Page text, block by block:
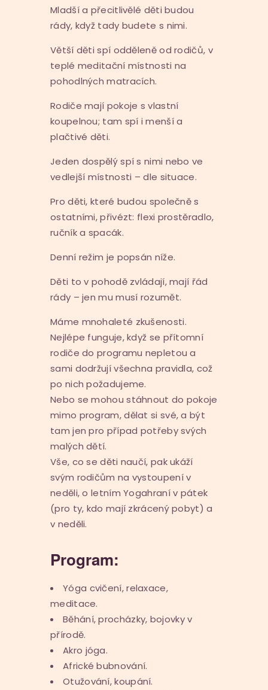
Mladší a přecitlivělé děti budou
rády, když tady budete s nimi.
Větší děti spí odděleně od rodičů, v
teplé meditační místnosti na
pohodlných matracích.
Rodiče mají pokoje s vlastní
koupelnou; tam spí i menší a
plačtivé děti.
Jeden dospělý spí s nimi nebo ve
vedlejší místnosti – dle situace.
Pro děti, které budou společně s
ostatními, přivézt: flexi prostěradlo,
ručník a spacák.
Denní režim je popsán níže.
Děti to v pohodě zvládají, mají řád
rády – jen mu musí rozumět.
Máme mnohaleté zkušenosti.
Nejlépe funguje, když se přítomní
rodiče do programu nepletou a
sami dodržují všechna pravidla, což
po nich požadujeme.
Nebo se mohou stáhnout do pokoje
mimo program, dělat si své, a být
tam jen pro případ potřeby svých
malých dětí.
Vše, co se děti naučí, pak ukáží
svým rodičům na vystoupení v
neděli, o letním Yogahraní v pátek
(pro ty, kdo mají zkrácený pobyt) a
v neděli.
Program:
Yóga cvičení, relaxace,
meditace.
Běhání, procházky, bojovky v
přírodě.
Akro jóga.
Africké bubnování.
Otužování, koupání.